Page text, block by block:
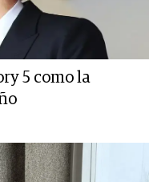
5 como la